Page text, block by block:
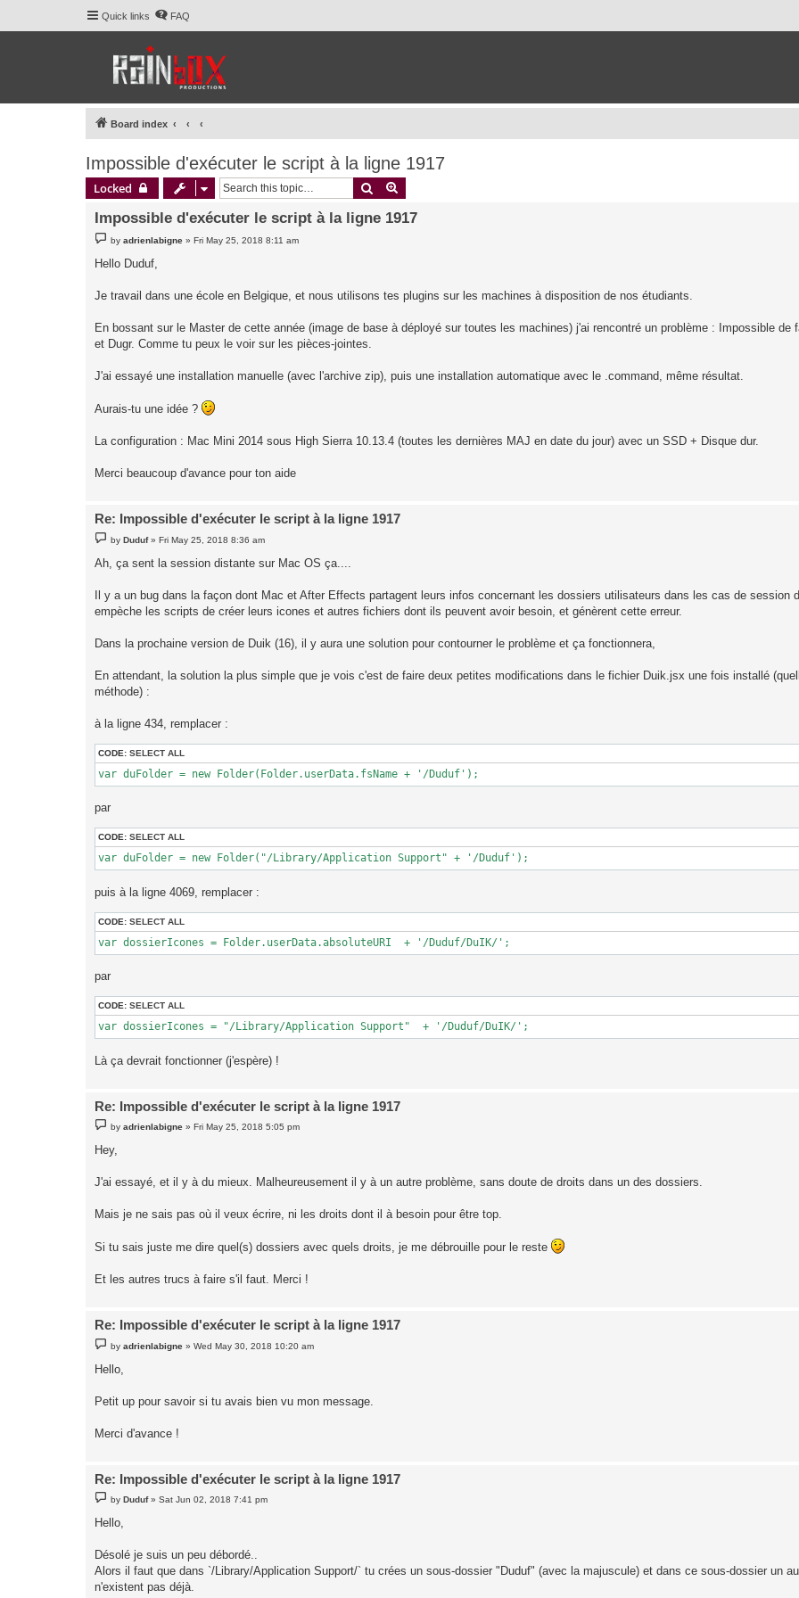
Quick links FAQ
Board index
Impossible d'exécuter le script à la ligne 1917
Locked Search
Impossible d'exécuter le script à la ligne 1917
P
o
s
t
byadrienlabigne »Fri May 25, 2018 8:11 am
Hello Duduf,
Je travail dans une école en Belgique, et nous utilisons tes plugins sur les machines à disposition de nos étudiants.
En bossant sur le Master de cette année (image de base à déployé sur toutes les machines) j'ai rencontré un problème : Impossible de
et Dugr. Comme tu peux le voir sur les pièces-jointes.
J'ai essayé une installation manuelle (avec l'archive zip), puis une installation automatique avec le .command, même résultat.
Aurais-tu une idée ?
La configuration : Mac Mini 2014 sous High Sierra 10.13.4 (toutes les dernières MAJ en date du jour) avec un SSD + Disque dur.
Merci beaucoup d'avance pour ton aide
Re: Impossible d'exécuter le script à la ligne 1917
P
o
t
byDuduf»Fri May 25, 2018 8:36 am
Ah, ça sent la session distante sur Mac OS ça....
Il y a un bug dans la façon dont Mac et After Effects partagent leurs infos concernant les dossiers utilisateurs dans les cas de session
empèche les scripts de créer leurs icones et autres fichiers dont ils peuvent avoir besoin, et génèrent cette erreur.
Dans la prochaine version de Duik (16), il y aura une solution pour contourner le problème et ça fonctionnera,
En attendant, la solution la plus simple que je vois c'est de faire deux petites modifications dans le fichier Duik.jsx une fois installé
méthode) :
à la ligne 434, remplacer :
CODE: SELECT ALL
var duFolder = new Folder(Folder.userData.fsName + '/Duduf');
par
CODE: SELECT ALL
var duFolder = new Folder("/Library/Application Support" + '/Duduf');
puis à la ligne 4069, remplacer :
CODE: SELECT ALL
var dossierIcones = Folder.userData.absoluteURI  + '/Duduf/DuIK/';
par
CODE: SELECT ALL
var dossierIcones = "/Library/Application Support"  + '/Duduf/DuIK/';
Là ça devrait fonctionner (j'espère) !
Re: Impossible d'exécuter le script à la ligne 1917
P
t
byadrienlabigne » Fri May 25, 2018 5:05 pm
Hey,
J'ai essayé, et il y à du mieux. Malheureusement il y à un autre problème, sans doute de droits dans un des dossiers.
Mais je ne sais pas où il veux écrire, ni les droits dont il à besoin pour être top.
Si tu sais juste me dire quel(s) dossiers avec quels droits, je me débrouille pour le reste
Et les autres trucs à faire s'il faut. Merci !
Re: Impossible d'exécuter le script à la ligne 1917
P
o
s
t
byadrienlabigne »Wed May 30, 2018 10:20 am
Hello,
Petit up pour savoir si tu avais bien vu mon message.
Merci d'avance !
Re: Impossible d'exécuter le script à la ligne 1917
P
s
t
by Duduf»Sat Jun 02, 2018 7:41 pm
Hello,
Désolé je suis un peu débordé..
Alors il faut que dans `/Library/Application Support/` tu crées un sous-dossier "Duduf" (avec la majuscule) et dans ce sous-dossier un
n'existent pas déjà.